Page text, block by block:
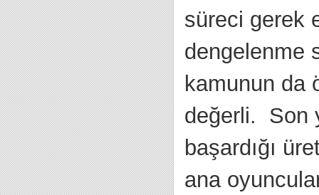
süreci gerek
dengelenme
kamunun da
değerli. Son
başardığı
ana